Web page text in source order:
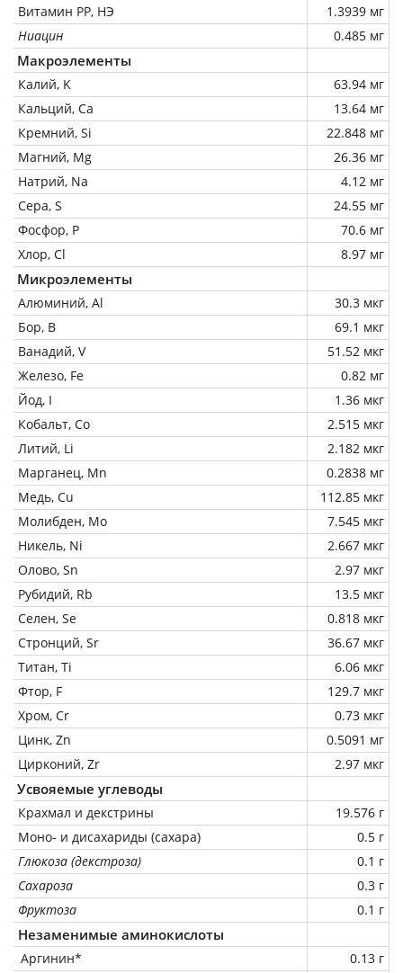
Витамин РР, НЭ
1.3939 мг
Ниацин
0.485 мг
Макроэлементы
Калий, K
63.94 мг
Кальций, Ca
13.64 мг
Кремний, Si
22.848 мг
Магний, Mg
26.36 мг
Натрий, Na
4.12 мг
Сера, S
24.55 мг
Фосфор, P
70.6 мг
Хлор, Cl
8.97 мг
Микроэлементы
Алюминий, Al
30.3 мкг
Бор, B
69.1 мкг
Ванадий, V
51.52 мкг
Железо, Fe
0.82 мг
Йод, I
1.36 мкг
Кобальт, Co
2.515 мкг
Литий, Li
2.182 мкг
Марганец, Mn
0.2838 мг
Медь, Cu
112.85 мкг
Молибден, Mo
7.545 мкг
Никель, Ni
2.667 мкг
Олово, Sn
2.97 мкг
Рубидий, Rb
13.5 мкг
Селен, Se
0.818 мкг
Стронций, Sr
36.67 мкг
Титан, Ti
6.06 мкг
Фтор, F
129.7 мкг
Хром, Cr
0.73 мкг
Цинк, Zn
0.5091 мг
Цирконий, Zr
2.97 мкг
Усвояемые углеводы
Крахмал и декстрины
19.576 г
Моно- и дисахариды (сахара)
0.5 г
Глюкоза (декстроза)
0.1 г
Сахароза
0.3 г
Фруктоза
0.1 г
Незаменимые аминокислоты
Аргинин*
0.13 г